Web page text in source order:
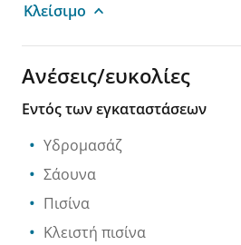
Κλείσιμο
Ανέσεις/ευκολίες
Εντός των εγκαταστάσεων
Υδρομασάζ
Σάουνα
Πισίνα
Κλειστή πισίνα